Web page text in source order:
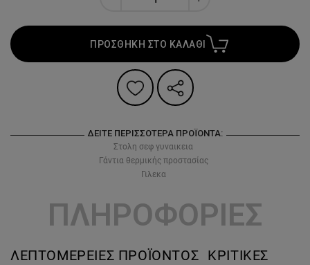
ΠΡΟΣΘΗΚΗ ΣΤΟ ΚΑΛΑΘΙ
ΔΕΊΤΕ ΠΕΡΙΣΣΌΤΕΡΑ ΠΡΟΪΌΝΤΑ:
Στολη σεφ γυναικεια
Γάντια θερμικής προστασίας
Γιλεκα
ΠΛΗΡΟΦΟΡΙΕΣ
ΛΕΠΤΟΜΈΡΕΙΕΣ ΠΡΟΪΌΝΤΟΣ ΚΡΙΤΙΚΈΣ